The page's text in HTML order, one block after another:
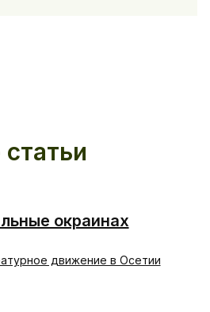
окраинах
движение в Осетии